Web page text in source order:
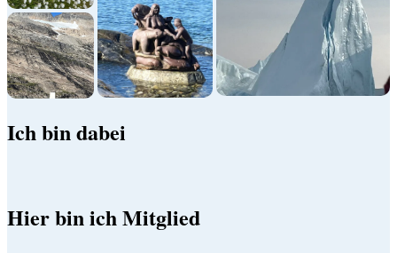
Ich bin dabei
Hier bin ich Mitglied